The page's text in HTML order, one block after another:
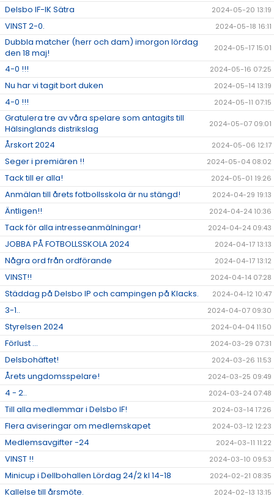
Delsbo IF-IK Sätra 2024-05-20 13:19
VINST 2-0. 2024-05-18 16:11
Dubbla matcher (herr och dam) imorgon lördag
den 18 maj!
2024-05-17 15:01
4-0 !!! 2024-05-16 07:25
Nu har vi tagit bort duken 2024-05-14 13:19
4-0 !!! 2024-05-11 07:15
Gratulera tre av våra spelare som antagits till
Hälsinglands distrikslag
2024-05-07 09:01
Årskort 2024 2024-05-06 12:17
Seger i premiären !! 2024-05-04 08:02
Tack till er alla! 2024-05-01 19:26
Anmälan till årets fotbollsskola är nu stängd! 2024-04-29 19:13
Äntligen!! 2024-04-24 10:36
Tack för alla intresseanmälningar! 2024-04-24 09:43
JOBBA PÅ FOTBOLLSSKOLA 2024 2024-04-17 13:13
Några ord från ordförande 2024-04-17 13:12
VINST!! 2024-04-14 07:28
Städdag på Delsbo IP och campingen på Klacks. 2024-04-12 10:47
3-1.. 2024-04-07 09:30
Styrelsen 2024 2024-04-04 11:50
Förlust ... 2024-03-29 07:31
Delsbohäftet! 2024-03-26 11:53
Årets ungdomsspelare! 2024-03-25 09:49
4 - 2.. 2024-03-24 07:48
Till alla medlemmar i Delsbo IF! 2024-03-14 17:26
Flera aviseringar om medlemskapet 2024-03-12 12:23
Medlemsavgifter -24 2024-03-11 11:22
VINST !! 2024-03-10 09:53
Minicup i Dellbohallen Lördag 24/2 kl 14-18 2024-02-21 08:35
Kallelse till årsmöte. 2024-02-13 13:15